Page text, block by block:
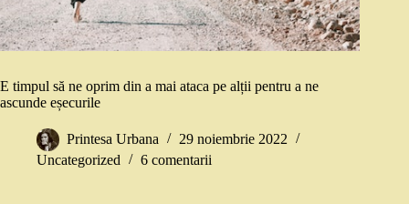
E timpul să ne oprim din a mai ataca pe alții pentru a ne
ascunde eșecurile
Printesa Urbana
29 noiembrie 2022
Uncategorized
6 comentarii